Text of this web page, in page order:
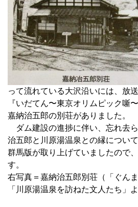
って流れている大沢沿いには、放
『いだてん〜東京オリムピック噺
嘉納治五郎の別荘がありました。
ダム建設の進捗に伴い、忘れ去
治五郎と川原湯温泉との縁につい
群馬版が取り上げていましたので
す。
右写真＝嘉納治五郎別荘（「ぐん
「川原湯温泉を訪ねた文人たち」よ